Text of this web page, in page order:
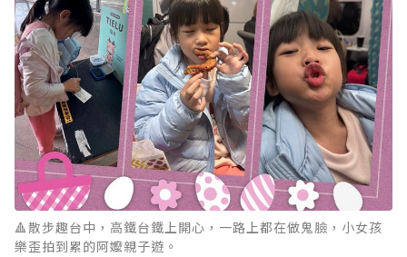
🔺散步趣台中，高鐵台鐵上開心，一路上都在做鬼臉，小女孩
樂歪拍到累的阿嬤親子遊。